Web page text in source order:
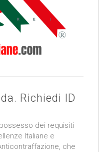
Richiedi ID
dei requisiti
Italiane e
che